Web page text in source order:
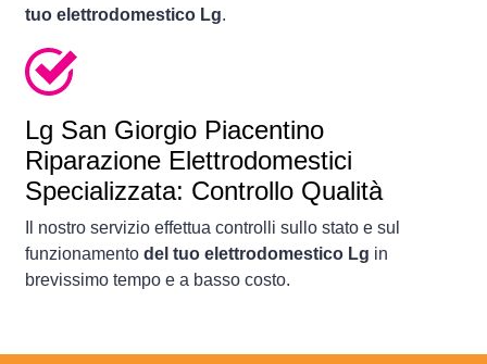
tuo elettrodomestico Lg.
Lg San Giorgio Piacentino
Riparazione Elettrodomestici
Specializzata: Controllo Qualità
Il nostro servizio effettua controlli sullo stato e sul
funzionamento del tuo elettrodomestico Lg in
brevissimo tempo e a basso costo.